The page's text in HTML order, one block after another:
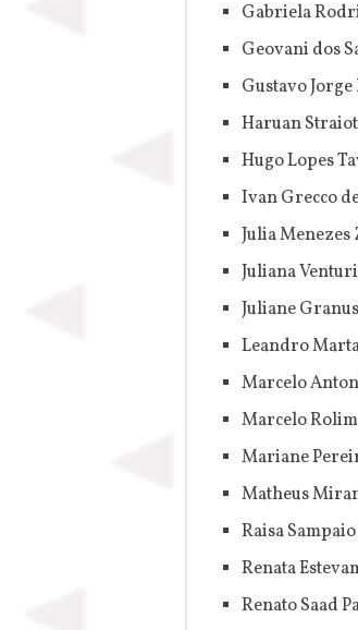
Gabriela
Geovani dos
Gustavo
Haruan
Hugo Lopes
Ivan Grecco
Julia
Juliana
Juliane
Leandro
Marcelo
Marcelo
Mariane
Matheus
Raisa
Renata
Renato Saad